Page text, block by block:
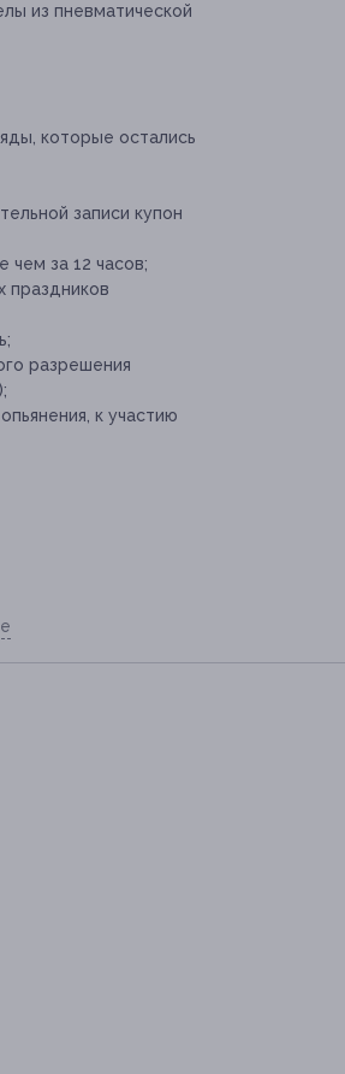
из пневматической
которые остались
записи купон
чем за 12 часов;
праздников
разрешения
к участию